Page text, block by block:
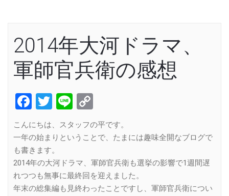
2014年大河ドラマ、
軍師官兵衛の感想
Facebook
Twitter
Line
Link
こんにちは、スタッフの平です。
一年の始まりということで、たまには趣味全開なブログで
も書きます。
2014年の大河ドラマ、軍師官兵衛も選挙の影響で1週間遅
れつつも無事に最終回を迎えました。
年末の総集編も見終わったことですし、軍師官兵衛につい